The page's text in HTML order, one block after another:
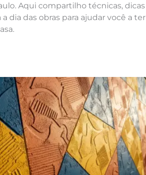
Aqui compartilho técnicas, dicas
dia das obras para ajudar você a ter